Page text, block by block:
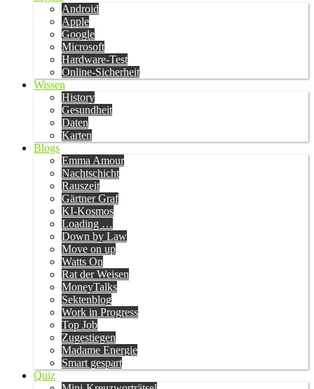
Android
Apple
Google
Microsoft
Hardware-Test
Online-Sicherheit
Wissen
History
Gesundheit
Daten
Karten
Blogs
Emma Amour
Nachtschicht
Rauszeit
Gärtner Graf
KI-Kosmos
Loading …
Down by Law
Move on up
Watts On
Rat der Weisen
MoneyTalks
Sektenblog
Work in Progress
Top Job
Zugestiegen
Madame Energie
Smart gespart
Quiz